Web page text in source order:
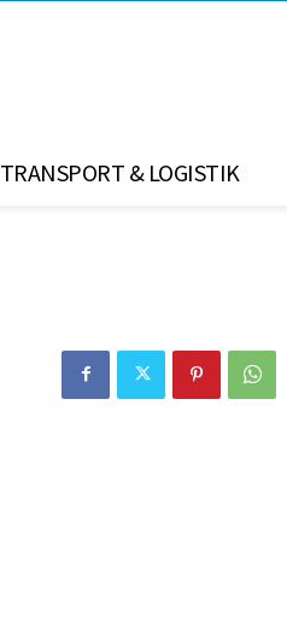
TRANSPORT & LOGISTIK